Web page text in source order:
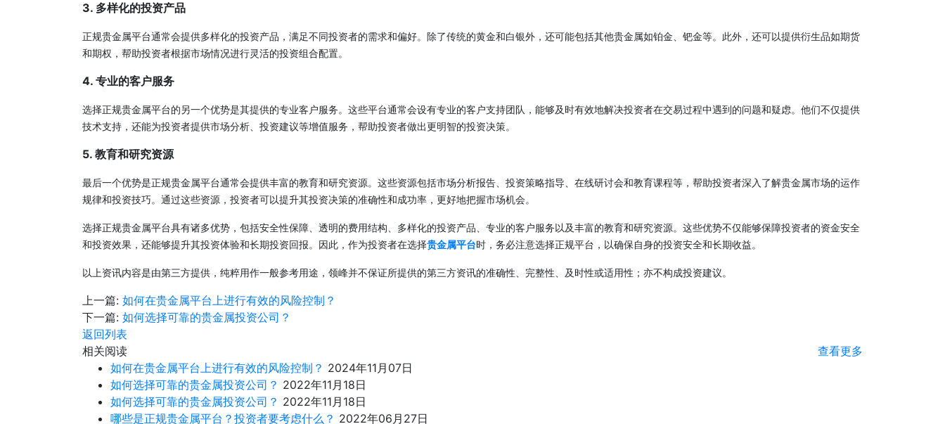
3. 多样化的投资产品
正规贵金属平台通常会提供多样化的投资产品，满足不同投资者的需求和偏好。除了传统的黄金和白银外，还可能包括其他贵金属如铂金、钯金等。此外，还可以提供衍生品如期货
和期权，帮助投资者根据市场情况进行灵活的投资组合配置。
4. 专业的客户服务
选择正规贵金属平台的另一个优势是其提供的专业客户服务。这些平台通常会设有专业的客户支持团队，能够及时有效地解决投资者在交易过程中遇到的问题和疑虑。他们不仅提供
技术支持，还能为投资者提供市场分析、投资建议等增值服务，帮助投资者做出更明智的投资决策。
5. 教育和研究资源
最后一个优势是正规贵金属平台通常会提供丰富的教育和研究资源。这些资源包括市场分析报告、投资策略指导、在线研讨会和教育课程等，帮助投资者深入了解贵金属市场的运作
规律和投资技巧。通过这些资源，投资者可以提升其投资决策的准确性和成功率，更好地把握市场机会。
选择正规贵金属平台具有诸多优势，包括安全性保障、透明的费用结构、多样化的投资产品、专业的客户服务以及丰富的教育和研究资源。这些优势不仅能够保障投资者的资金安全
和投资效果，还能够提升其投资体验和长期投资回报。因此，作为投资者在选择贵金属平台时，务必注意选择正规平台，以确保自身的投资安全和长期收益。
以上资讯内容是由第三方提供，纯粹用作一般参考用途，领峰并不保证所提供的第三方资讯的准确性、完整性、及时性或适用性；亦不构成投资建议。
上一篇: 如何在贵金属平台上进行有效的风险控制？
下一篇: 如何选择可靠的贵金属投资公司？
返回列表
相关阅读
查看更多
如何在贵金属平台上进行有效的风险控制？ 2024年11月07日
如何选择可靠的贵金属投资公司？ 2022年11月18日
如何选择可靠的贵金属投资公司？ 2022年11月18日
哪些是正规贵金属平台？投资者要考虑什么？ 2022年06月27日